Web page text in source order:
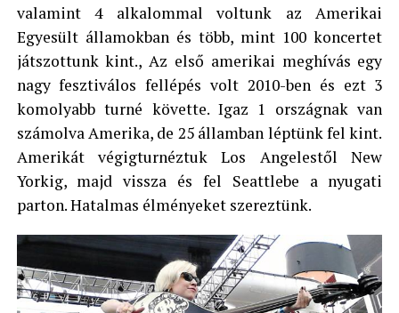
valamint 4 alkalommal voltunk az Amerikai
Egyesült államokban és több, mint 100 koncertet
játszottunk kint., Az első amerikai meghívás egy
nagy fesztiválos fellépés volt 2010-ben és ezt 3
komolyabb turné követte. Igaz 1 országnak van
számolva Amerika, de 25 államban léptünk fel kint.
Amerikát végigturnéztuk Los Angelestől New
Yorkig, majd vissza és fel Seattlebe a nyugati
parton. Hatalmas élményeket szereztünk.